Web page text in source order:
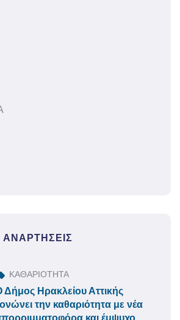
ΚΑΘΑΡΙΟΤΗΤΑ
Δήμος Ηρακλείου Αττικής
την καθαριότητα με νέα